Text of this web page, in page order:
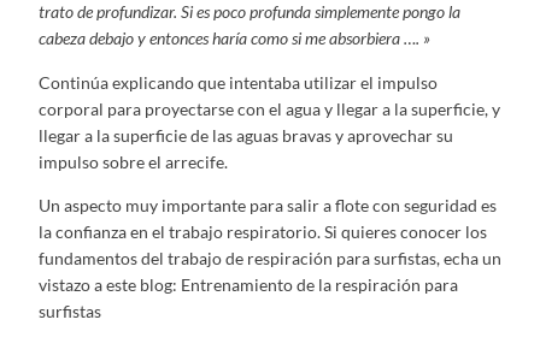
trato de profundizar. Si es poco profunda simplemente pongo la
cabeza debajo y entonces haría como si me absorbiera …. »
Continúa explicando que intentaba utilizar el impulso
corporal para proyectarse con el agua y llegar a la superficie, y
llegar a la superficie de las aguas bravas y aprovechar su
impulso sobre el arrecife.
Un aspecto muy importante para salir a flote con seguridad es
la confianza en el trabajo respiratorio. Si quieres conocer los
fundamentos del trabajo de respiración para surfistas, echa un
vistazo a este blog: Entrenamiento de la respiración para
surfistas